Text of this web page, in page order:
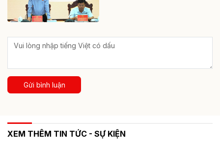
Gửi bình luận
XEM THÊM TIN TỨC - SỰ KIỆN